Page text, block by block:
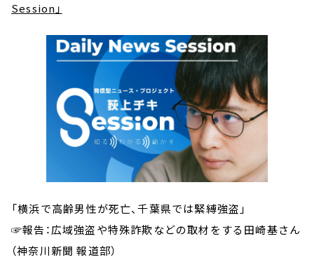
Session」
「横浜で高齢男性が死亡、千葉県では緊縛強盗」
☞報告：広域強盗や特殊詐欺などの取材をする田崎基さん
（神奈川新聞 報道部）